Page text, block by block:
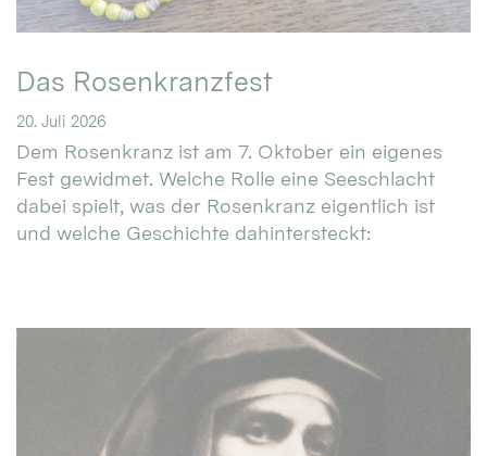
Das Rosenkranzfest
20. Juli 2026
Dem Rosenkranz ist am 7. Oktober ein eigenes
Fest gewidmet. Welche Rolle eine Seeschlacht
dabei spielt, was der Rosenkranz eigentlich ist
und welche Geschichte dahintersteckt: